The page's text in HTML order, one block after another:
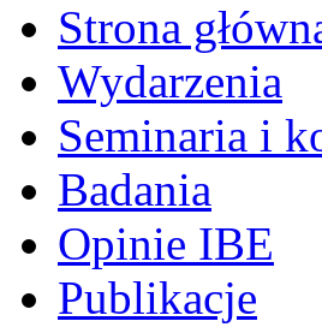
Strona
Wydarzenia
Seminaria i
Badania
Opinie IBE
Publikacje